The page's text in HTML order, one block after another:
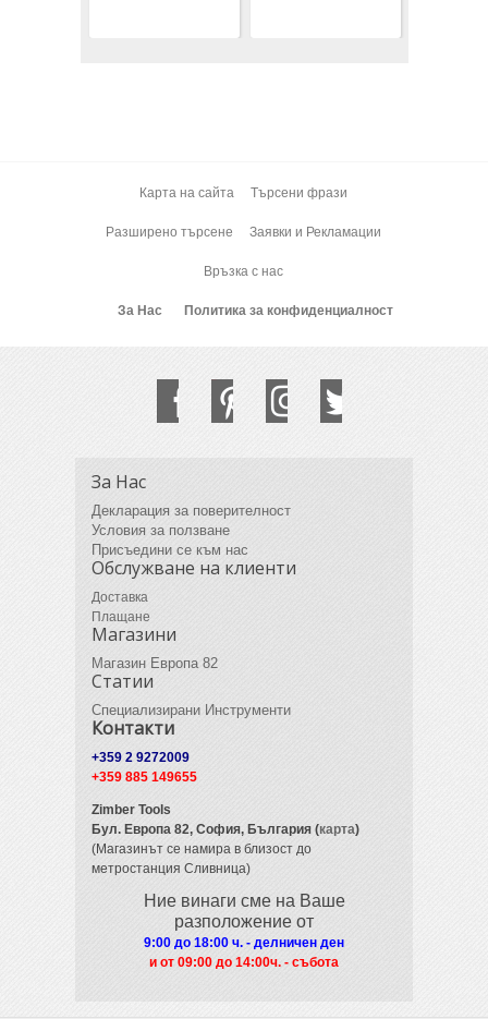
Карта на сайта Търсени фрази
Разширено търсене Заявки и Рекламации
Връзка с нас
За Нас Политика за конфиденциалност
За Нас
Декларация за поверителност
Условия за ползване
Присъедини се към нас
Обслужване на клиенти
Доставка
Плащане
Магазини
Магазин Европа 82
Статии
Специализирани Инструменти
Контакти
+359 2 9272009
+359 885 149655
Zimber Tools
Бул. Европа 82, София, България (карта)
(Магазинът се намира в близост до
метростанция Сливница)
Ние винаги сме на Ваше
разположение от
9:00 до 18:00 ч. - делничен ден
и от 09:00 до 14:00ч. - събота